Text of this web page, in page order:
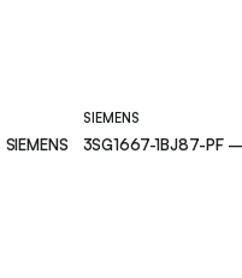
SIEMENS
3SG1667-1BJ87-PF –